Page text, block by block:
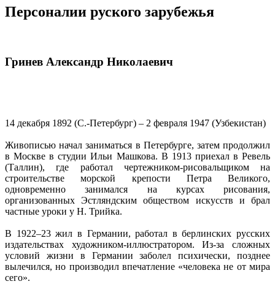
Персоналии руского зарубежья
Гринев Александр Николаевич
14 декабря 1892 (С.-Петербург) – 2 февраля 1947 (Узбекистан)
Живописью начал заниматься в Петербурге, затем продолжил
в Москве в студии Ильи Машкова. В 1913 приехал в Ревель
(Таллин), где работал чертежником-рисовальщиком на
строительстве морской крепости Петра Великого,
одновременно занимался на курсах рисования,
организованных Эстляндским обществом искусств и брал
частные уроки у Н. Трийка.
В 1922–23 жил в Германии, работал в берлинских русских
издательствах художником-иллюстратором. Из-за сложных
условий жизни в Германии заболел психически, позднее
вылечился, но производил впечатление «человека не от мира
сего».